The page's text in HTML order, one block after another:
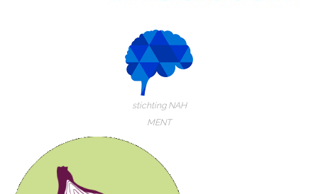
stichting NAH
MENT